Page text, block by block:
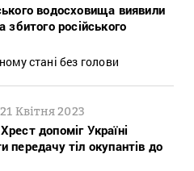
водосховища виявили
збитого російського
стані без голови
21 Квітня 2023
допоміг Україні
передачу тіл окупантів до